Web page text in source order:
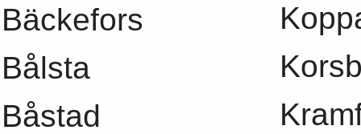
Bäckefors
Bålsta
Båstad